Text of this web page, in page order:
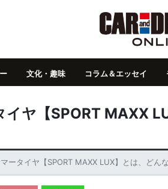
文化・趣味 コラム＆エッセイ
ヤ【SPORT MAXX
ータイヤ【SPORT MAXX LUX】とは、どん